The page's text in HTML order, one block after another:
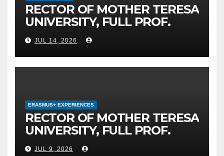
RECTOR OF MOTHER TERESA
UNIVERSITY, FULL PROF.
BEKIM FETAJI, PH.D.,
HOSTED AN OFFICIAL
MEETING WITH THE
GENERAL DIRECTOR OF JSC
JUL 14, 2026
ERASMUS+ EXPERIENCES
RECTOR OF MOTHER TERESA
UNIVERSITY, FULL PROF.
BEKIM FETAJI, PH.D., HOLDS
JUL 9, 2026